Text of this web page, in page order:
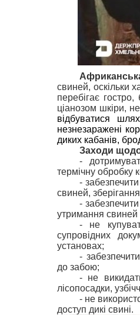
свиней, оскільки
перебігає
ціанозом шкіри,
відбуватися
незнезаражені
диких кабанів,
Заходи щодо
-
термічну обробку
-
свиней,
-
утримання свиней
- не
супровідних
установах;
-
до забою;
- не
лісопосадки,
- не
доступ дикі свині.